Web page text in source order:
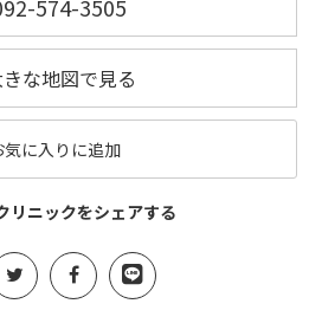
574-3505
な地図で見る
気に入りに追加
リニックをシェアする